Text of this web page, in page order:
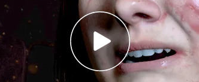
a torcerse y los protagonistas
. Podríamos estar hablando de
de
Until Dawn (Supermassive
para su
PlayStation 4. Dos de sus
hablar de su desarrollo y hemos